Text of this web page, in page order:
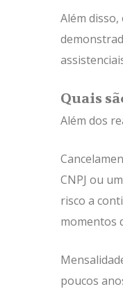
Além
Quais
Além dos
CNPJ ou
risco a
momentos
poucos